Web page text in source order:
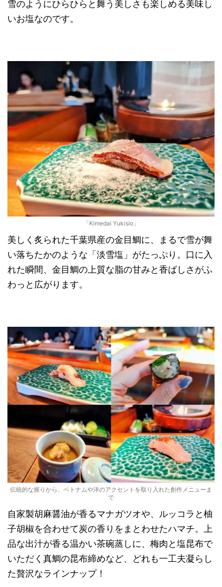
雪のようにひらひらと舞う美しさも楽しめる美味し
いお塩なのです。
「Kimedai Yukisio」
美しく炙られた千葉県産の金目鯛に、まるで雪が舞
い落ちたかのような「淡雪塩」がたっぷり。口に入
れた瞬間、金目鯛の上質な脂の甘みと香ばしさがふ
わっと広がります。
伝統的な握りから、ベトナムや洋のアクセントを取り入れた創作メニューま
で
自家製胡麻醤油が香るマナガツオや、ルッコラと柚
子胡椒を合わせて炭の香りをまとわせたハマチ。上
品な出汁が香る温かい茶碗蒸しに、梅肉と塩昆布で
いただく真鯛の昆布締めなど、どれも一工夫凝らし
た贅沢なラインナップ！